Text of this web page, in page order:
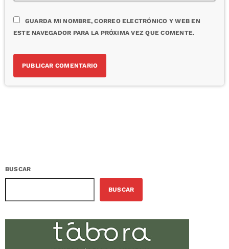
GUARDA MI NOMBRE, CORREO ELECTRÓNICO Y WEB EN
ESTE NAVEGADOR PARA LA PRÓXIMA VEZ QUE COMENTE.
BUSCAR
BUSCAR